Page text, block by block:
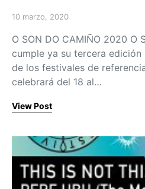
Posted on
10 marzo, 2020
O SON DO CAMIÑO 2020 O
cumple ya su tercera
de los festivales de
celebrará del 18 al…
View Post